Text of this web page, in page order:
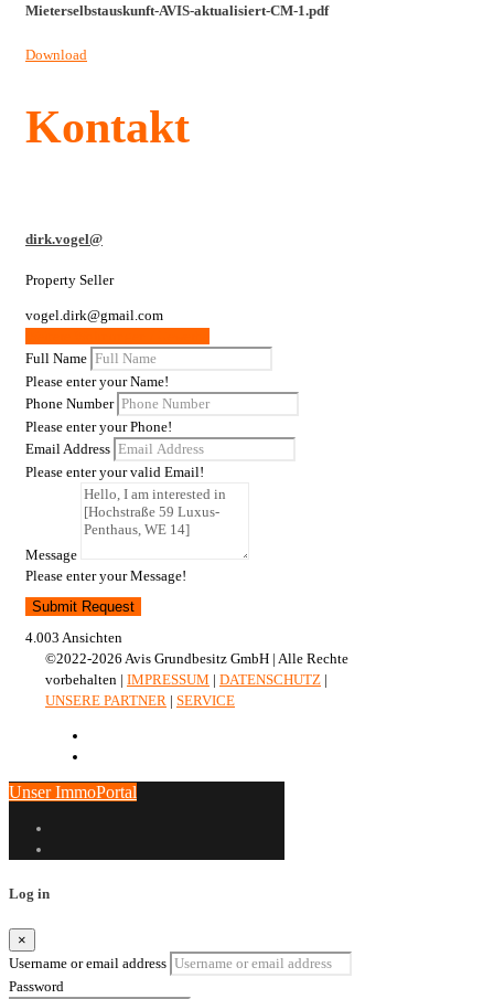
Mieterselbstauskunft-AVIS-aktualisiert-CM-1.pdf
Download
Kontakt
dirk.vogel@
Property Seller
vogel.dirk@gmail.com
Full Name
Please enter your Name!
Phone Number
Please enter your Phone!
Email Address
Please enter your valid Email!
Message
Please enter your Message!
Submit Request
4.003 Ansichten
©2022-2026 Avis Grundbesitz GmbH | Alle Rechte
vorbehalten | IMPRESSUM | DATENSCHUTZ |
UNSERE PARTNER | SERVICE
Unser ImmoPortal
Log in
×
Username or email address
Password